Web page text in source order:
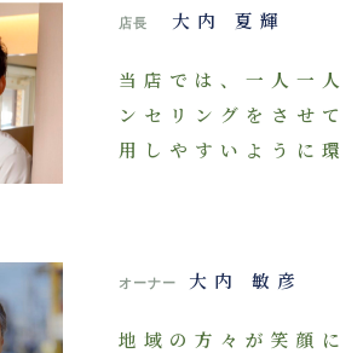
店長 大内 夏輝
当店では、一人一
ンセリングをさせ
用しやすいように
オーナー 大内 敏彦
地域の方々が笑顔